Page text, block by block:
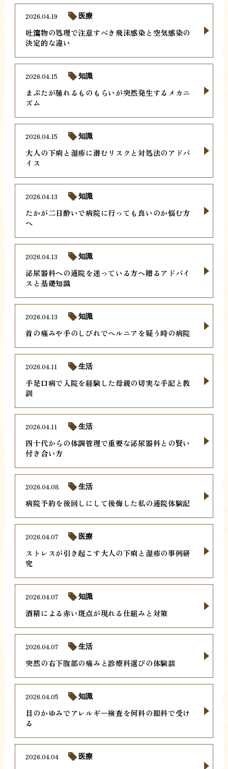
吐瀉物の処理で注意すべき飛沫感染と空気感染の
決定的な違い
2026.04.19 医療
まぶたが腫れるものもらいが突然発生するメカニ
ズム
2026.04.15 知識
大人の下痢と湿疹に潜むリスクと対処法のアドバ
イス
2026.04.15 知識
たかが二日酔いで病院に行っても良いのか悩む方
へ
2026.04.13 知識
泌尿器科への通院を迷っている方へ贈るアドバイ
スと基礎知識
2026.04.13 知識
首の痛みや手のしびれでヘルニアを疑う時の病院
2026.04.13 知識
手足口病で入院を経験した母親の切実な手記と教
訓
2026.04.11 生活
四十代からの体調管理で重要な泌尿器科との賢い
付き合い方
2026.04.11 生活
病院予約を後回しにして後悔した私の通院体験記
2026.04.08 生活
ストレスが引き起こす大人の下痢と湿疹の事例研
究
2026.04.07 医療
酒精による赤い斑点が現れる仕組みと対策
2026.04.07 知識
突然の右下腹部の痛みと診療科選びの体験談
2026.04.07 生活
目のかゆみでアレルギー検査を何科の眼科で受け
る
2026.04.05 知識
2026.04.04 医療